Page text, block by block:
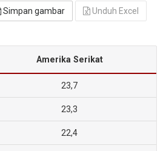
Simpan gambar Unduh Excel
Amerika Serikat
23,7
23,3
22,4